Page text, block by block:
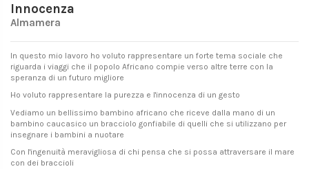
Innocenza
Almamera
In questo mio lavoro ho voluto rappresentare un forte tema sociale che
riguarda i viaggi che il popolo Africano compie verso altre terre con la
speranza di un futuro migliore
Ho voluto rappresentare la purezza e l'innocenza di un gesto
Vediamo un bellissimo bambino africano che riceve dalla mano di un
bambino caucasico un bracciolo gonfiabile di quelli che si utilizzano per
insegnare i bambini a nuotare
Con l'ingenuità meravigliosa di chi pensa che si possa attraversare il mare
con dei braccioli